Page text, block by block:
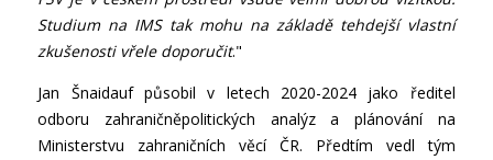
Studium na IMS tak mohu na základě tehdejší vlastní
zkušenosti vřele doporučit."
Jan Šnaidauf působil v letech 2020-2024 jako ředitel
odboru zahraničněpolitických analýz a plánování na
Ministerstvu zahraničních věcí ČR. Předtím vedl tým